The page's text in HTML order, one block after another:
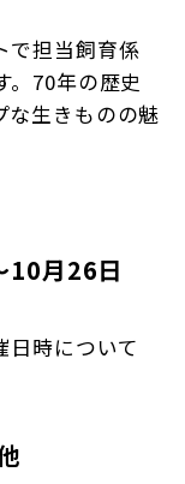
で担当飼育係
。70年の歴史
な生きものの魅
10月26日
時について